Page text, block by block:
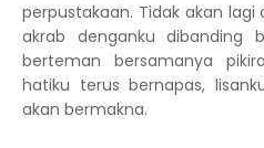
perpustakaan. Tidak akan
akrab denganku dibanding
berteman bersamanya
hatiku terus bernapas,
akan bermakna.